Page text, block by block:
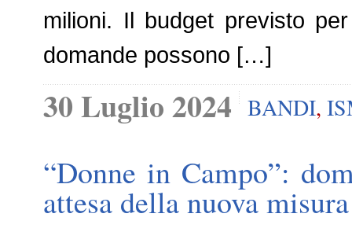
milioni. Il budget previsto
domande possono […]
30 Luglio 2024 BANDI,
“Donne in Campo”:
attesa della nuova